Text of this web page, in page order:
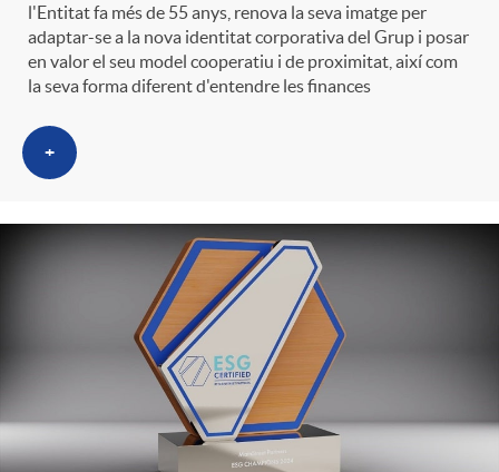
l'Entitat fa més de 55 anys, renova la seva imatge per
adaptar-se a la nova identitat corporativa del Grup i posar
en valor el seu model cooperatiu i de proximitat, així com
la seva forma diferent d'entendre les finances
+